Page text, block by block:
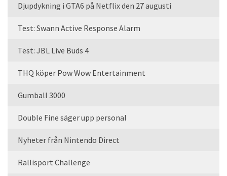
Djupdykning i GTA6 på Netflix den 27 augusti
Test: Swann Active Response Alarm
Test: JBL Live Buds 4
THQ köper Pow Wow Entertainment
Gumball 3000
Double Fine säger upp personal
Nyheter från Nintendo Direct
Rallisport Challenge